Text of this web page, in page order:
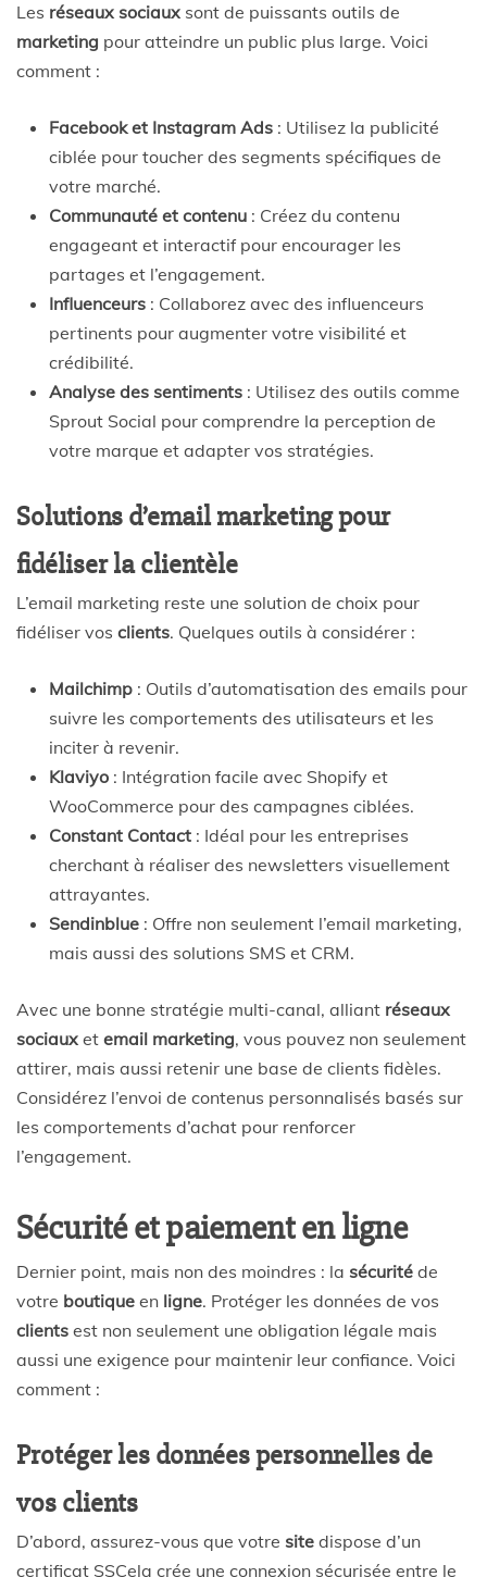
Les réseaux sociaux sont de puissants outils de
marketing pour atteindre un public plus large. Voici
comment :
Facebook et Instagram Ads : Utilisez la publicité
ciblée pour toucher des segments spécifiques de
votre marché.
Communauté et contenu : Créez du contenu
engageant et interactif pour encourager les
partages et l’engagement.
Influenceurs : Collaborez avec des influenceurs
pertinents pour augmenter votre visibilité et
crédibilité.
Analyse des sentiments : Utilisez des outils comme
Sprout Social pour comprendre la perception de
votre marque et adapter vos stratégies.
Solutions d’email marketing pour
fidéliser la clientèle
L’email marketing reste une solution de choix pour
fidéliser vos clients. Quelques outils à considérer :
Mailchimp : Outils d’automatisation des emails pour
suivre les comportements des utilisateurs et les
inciter à revenir.
Klaviyo : Intégration facile avec Shopify et
WooCommerce pour des campagnes ciblées.
Constant Contact : Idéal pour les entreprises
cherchant à réaliser des newsletters visuellement
attrayantes.
Sendinblue : Offre non seulement l’email marketing,
mais aussi des solutions SMS et CRM.
Avec une bonne stratégie multi-canal, alliant réseaux
sociaux et email marketing, vous pouvez non seulement
attirer, mais aussi retenir une base de clients fidèles.
Considérez l’envoi de contenus personnalisés basés sur
les comportements d’achat pour renforcer
l’engagement.
Sécurité et paiement en ligne
Dernier point, mais non des moindres : la sécurité de
votre boutique en ligne. Protéger les données de vos
clients est non seulement une obligation légale mais
aussi une exigence pour maintenir leur confiance. Voici
comment :
Protéger les données personnelles de
vos clients
D’abord, assurez-vous que votre site dispose d’un
certificat SSCela crée une connexion sécurisée entre le